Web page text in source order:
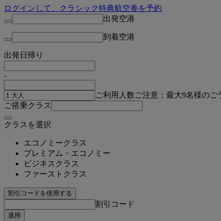
ログインして、クラシック特典航空券を予約
出発空港
到着空港
出発日 帰り
-
ご利用人数ご注意：最大9名様のご
ご搭乗クラス
クラスを選択
エコノミークラス
プレミアム・エコノミー
ビジネスクラス
ファーストクラス
割引コードを使用する
割引コード
適用